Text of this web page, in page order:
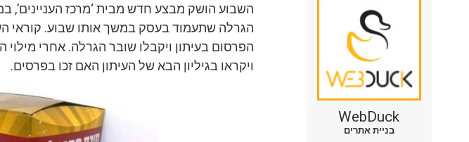
WebDuck
בניית אתרים
השבוע הושק מבצע חדש מבית ‘מרכז העניינים’,
הגרלה שתעמוד בעסק במשך אותו שבוע. קוראי
הפרסום בעיתון ויקבלו שובר הגרלה. אחרי
ויקראו בגיליון הבא של העיתון האם זכו בפרסים.